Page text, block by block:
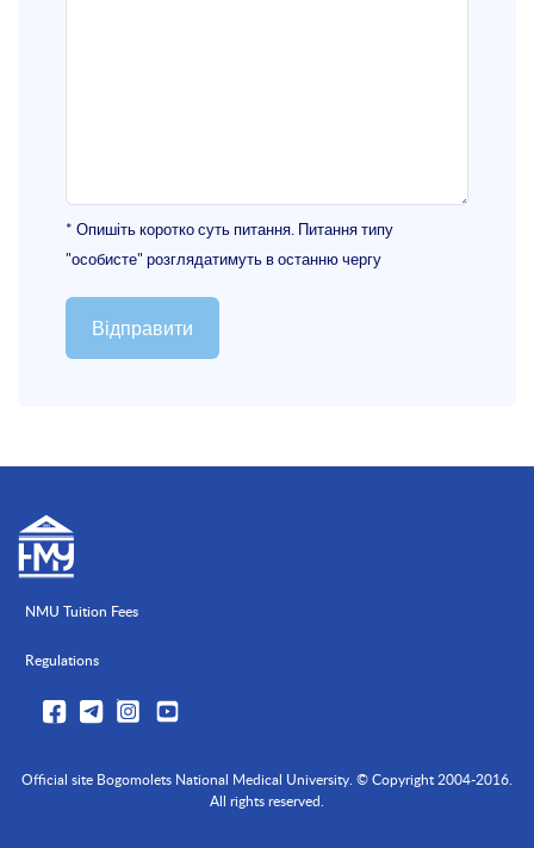
* Опишіть коротко суть питання. Питання типу
"особисте" розглядатимуть в останню чергу
NMU Tuition Fees
Regulations
Official site Bogomolets National Medical University. © Copyright 2004-2016.
All rights reserved.